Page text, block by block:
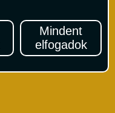
Mindent
elfogadok